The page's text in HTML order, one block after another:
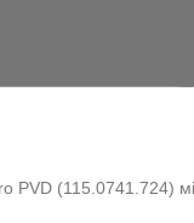
PVD (115.0741.724)